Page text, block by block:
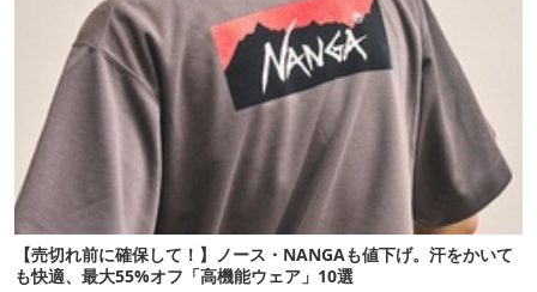
【売切れ前に確保して！】ノース・NANGAも値下げ。汗をかいて
も快適、最大55%オフ「高機能ウェア」10選